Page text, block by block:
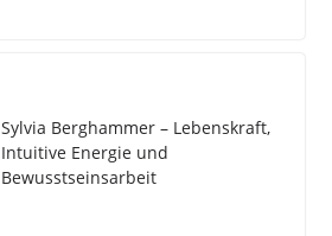
Sylvia Berghammer – Lebenskraft,
Intuitive Energie und
Bewusstseinsarbeit